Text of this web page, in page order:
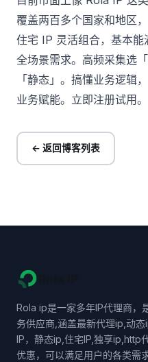
覆盖两百多个国家和地区
住宅 IP 灵活组合，基本
全场景需求。高频采集选
「静态」。搞懂业务逻辑
业务赋能。 立即注册试用。
← 返回博客列表
Rola ip是一家多年IP代理商，
务供应商,涵盖最新代理ip,动
IP，静态ip,住宅IP,独享ip,http
优惠，可以满足用户的各类需求